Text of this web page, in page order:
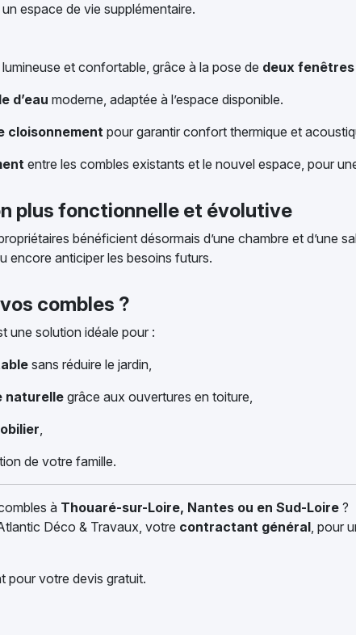
espace de vie supplémentaire.
lumineuse et confortable, grâce à la pose de deux
d’eau moderne, adaptée à l’espace disponible.
cloisonnementpour garantir confort thermique et
entre les combles existants et le nouvel espace, pour
plus fonctionnelle et évolutive
bénéficient désormais d’une chambre et d’une
encore anticiper les besoins futurs.
combles ?
une solution idéale pour :
sans réduire le jardin,
naturelle grâce aux ouvertures en toiture,
,
de votre famille.
à Thouaré-sur-Loire, Nantes ou en Sud-Loire ?
Déco & Travaux, votre contractant général, pour
pour votre devis gratuit.